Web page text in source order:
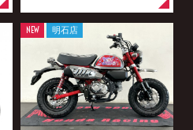
NEW 明石店